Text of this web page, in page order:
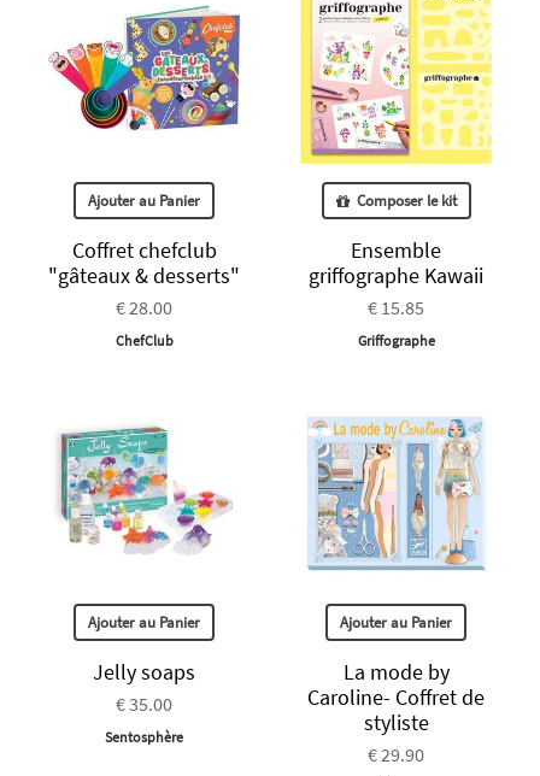
Ajouter au Panier
Coffret chefclub
"gâteaux & desserts"
€ 28.00
ChefClub
Composer le kit
Ensemble
griffographe Kawaii
€ 15.85
Griffographe
Ajouter au Panier
Jelly soaps
€ 35.00
Sentosphère
Ajouter au Panier
La mode by
Caroline- Coffret de
styliste
€ 29.90